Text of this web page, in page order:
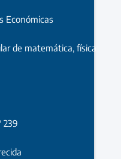
Económicas
de matemática, física
239